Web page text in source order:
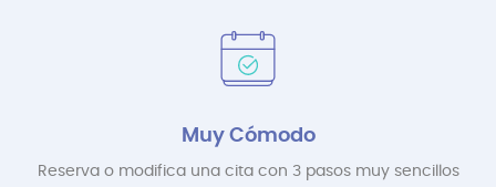
Muy Cómodo
Reserva o modifica una cita con 3 pasos muy sencillos